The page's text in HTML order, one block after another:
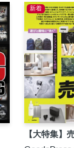
新着
【大特集】